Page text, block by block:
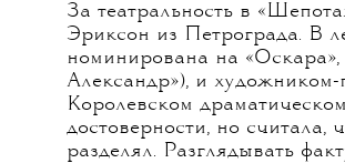
За театральность в
Эриксон из Петрограда. В
номинирована на «Оскара»,
Александр»), и
Королевском
достоверности, но
разделял. Разглядывать